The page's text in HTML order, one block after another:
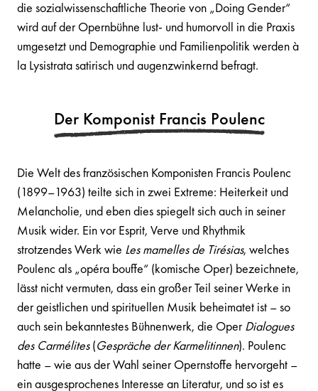
die sozialwissenschaftliche Theorie von „Doing Gender“
wird auf der Opernbühne lust- und humorvoll in die Praxis
umgesetzt und Demographie und Familienpolitik werden à
la Lysistrata satirisch und augenzwinkernd befragt.
Der Komponist Francis Poulenc
Die Welt des französischen Komponisten Francis Poulenc
(1899–1963) teilte sich in zwei Extreme: Heiterkeit und
Melancholie, und eben dies spiegelt sich auch in seiner
Musik wider. Ein vor Esprit, Verve und Rhythmik
strotzendes Werk wie Les mamelles de Tirésias, welches
Poulenc als „opéra bouffe“ (komische Oper) bezeichnete,
lässt nicht vermuten, dass ein großer Teil seiner Werke in
der geistlichen und spirituellen Musik beheimatet ist – so
auch sein bekanntestes Bühnenwerk, die OperDialogues
des Carmélites(Gespräche der Karmelitinnen). Poulenc
hatte – wie aus der Wahl seiner Opernstoffe hervorgeht –
ein ausgesprochenes Interesse an Literatur, und so ist es